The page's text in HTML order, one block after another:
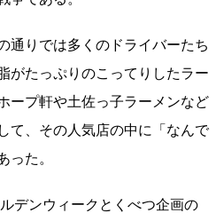
通りでは多くのドライバーたち
がたっぷりのこってりしたラー
ープ軒や土佐っ子ラーメンなど
て、その人気店の中に「なんで
った。
デンウィークとくべつ企画の